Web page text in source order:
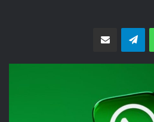
واتسابتيلقرام